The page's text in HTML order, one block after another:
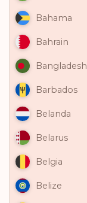
Bahama
Bahrain
Bangladesh
Barbados
Belanda
Belarus
Belgia
Belize